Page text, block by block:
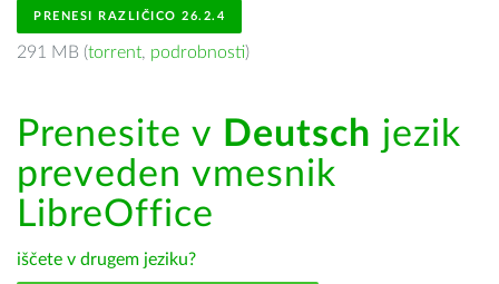
PRENESI RAZLIČICO 26.2.4
291 MB (torrent, podrobnosti)
Prenesite v Deutsch jezik
preveden vmesnik
LibreOffice
iščete v drugem jeziku?